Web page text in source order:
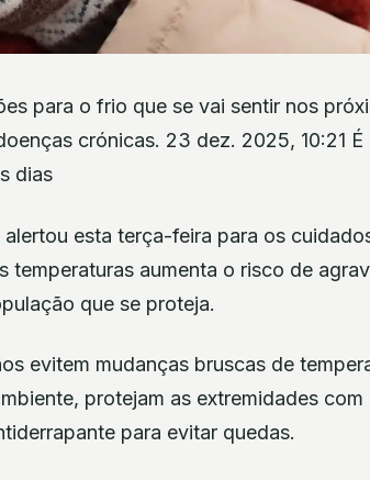
para o frio que se vai sentir nos
crónicas. 23 dez. 2025, 10:21
dias
esta terça-feira para os
temperaturas aumenta o risco de
que se proteja.
evitem mudanças bruscas de
protejam as extremidades
para evitar quedas.